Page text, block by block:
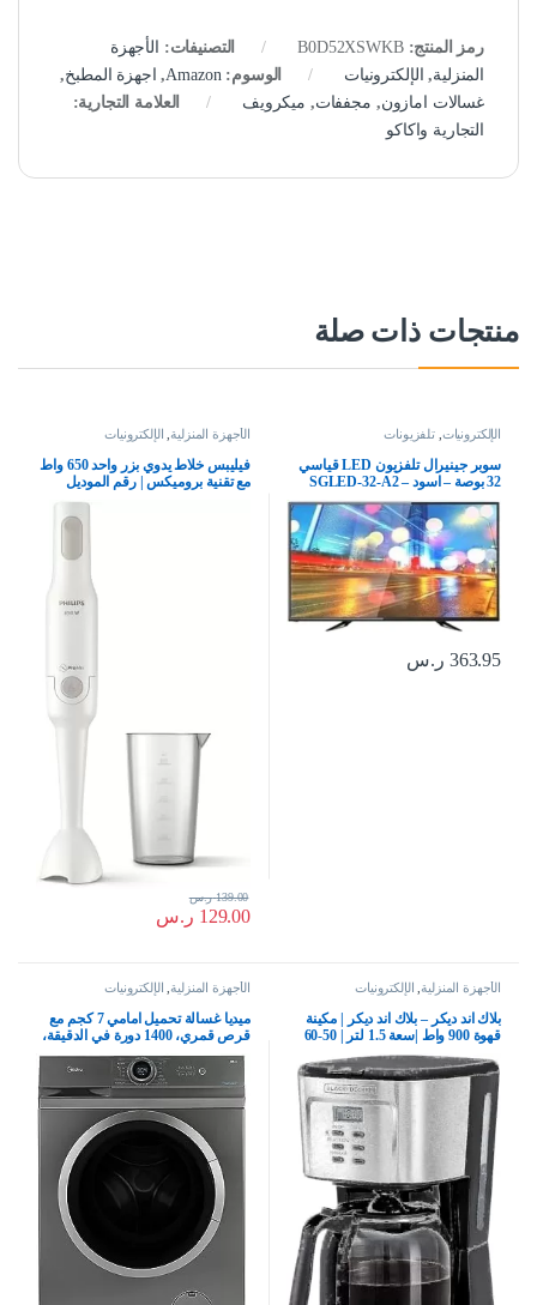
رمز المنتج:B0D52XSWKB التصنيفات:
الأجهزة
المنزلية, الإلكترونيات الوسوم:Amazon
, اجهزة المطبخ,
غسالات امازون, مجففات, ميكرويف
العلامة التجارية:
التجارية واكاكو
منتجات ذات صلة
الإلكترونيات ,تلفزيونات
سوبر جينيرال تلفزيون LED قياسي
32 بوصة – اسود – SGLED-32-A2
363.95 ر.س
الأجهزة المنزلية, الإلكترونيات
فيليبس خلاط يدوي بزر واحد 650 واط
مع تقنية بروميكس | رقم الموديل
129.00 ر.س
139.00 ر.س
الأجهزة المنزلية, الإلكترونيات
بلاك اند ديكر – بلاك اند ديكر | مكينة
قهوة 900 واط |سعة 1.5 لتر | 50-60
هرتز |يكفي 12 كوب قهوة| تصنع قهوة
مقطرة و اسبريسو | أسود + فضي|
DCM85-B5 | ضمان سنتين، زجاج
الأجهزة المنزلية, الإلكترونيات
ميديا غسالة تحميل امامي 7 كجم مع
قرص قمري، 1400 دورة في الدقيقة،
15 برنامج، غسالة اوتوماتيكية بالكامل
مع محرك عاكس BLDC، شاشة
LED رقمية مدمجة، درجة حرارة
متعددة MF100W70BTGCC